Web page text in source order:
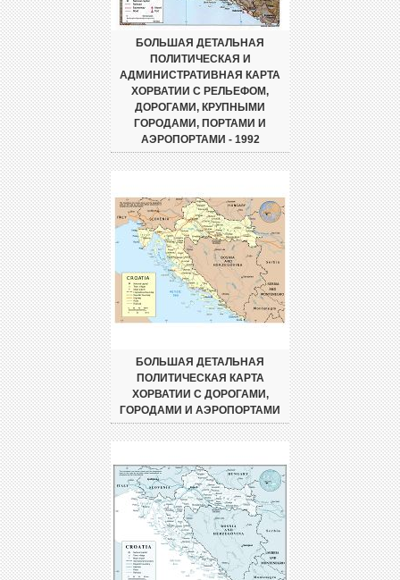
БОЛЬШАЯ ДЕТАЛЬНАЯ
ПОЛИТИЧЕСКАЯ И
АДМИНИСТРАТИВНАЯ КАРТА
ХОРВАТИИ С РЕЛЬЕФОМ,
ДОРОГАМИ, КРУПНЫМИ
ГОРОДАМИ, ПОРТАМИ И
АЭРОПОРТАМИ - 1992
БОЛЬШАЯ ДЕТАЛЬНАЯ
ПОЛИТИЧЕСКАЯ КАРТА
ХОРВАТИИ С ДОРОГАМИ,
ГОРОДАМИ И АЭРОПОРТАМИ